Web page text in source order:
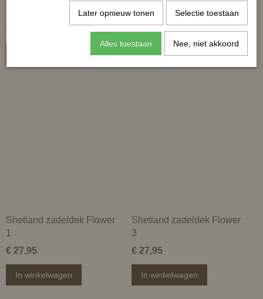
€ 26,95
Zadeldek Shetland Horze
€ 34,95 € 24,46
In winkelwagen
Shetland zadeldek Flower
1
€ 27,95
In winkelwagen
Shetland zadeldek Flower
3
€ 27,95
In winkelwagen
Later opnieuw tonen Selectie toestaan
Alles toestaan Nee, niet akkoord